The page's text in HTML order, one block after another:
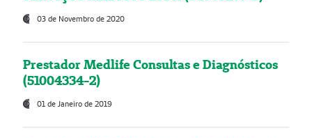
03 de Novembro de 2020
Prestador Medlife Consultas e Diagnósticos
(51004334-2)
01 de Janeiro de 2019